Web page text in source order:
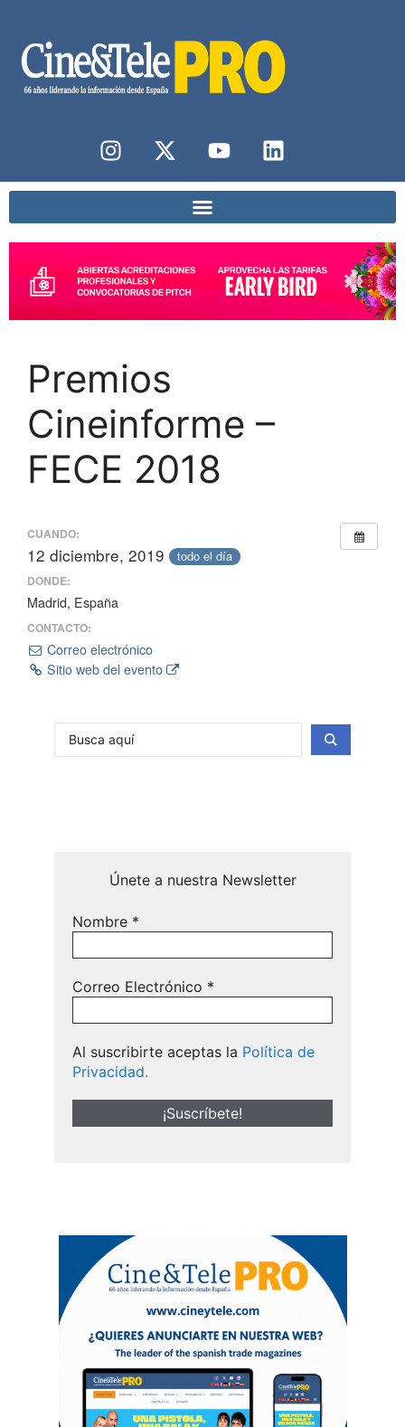
Premios
Cineinforme –
FECE 2018
CUANDO:
12 diciembre, 2019 todo el día
DONDE:
Madrid, España
CONTACTO:
Correo electrónico
Sitio web del evento
Únete a nuestra Newsletter
Nombre *
Correo Electrónico *
Al suscribirte aceptas la Política de
Privacidad.